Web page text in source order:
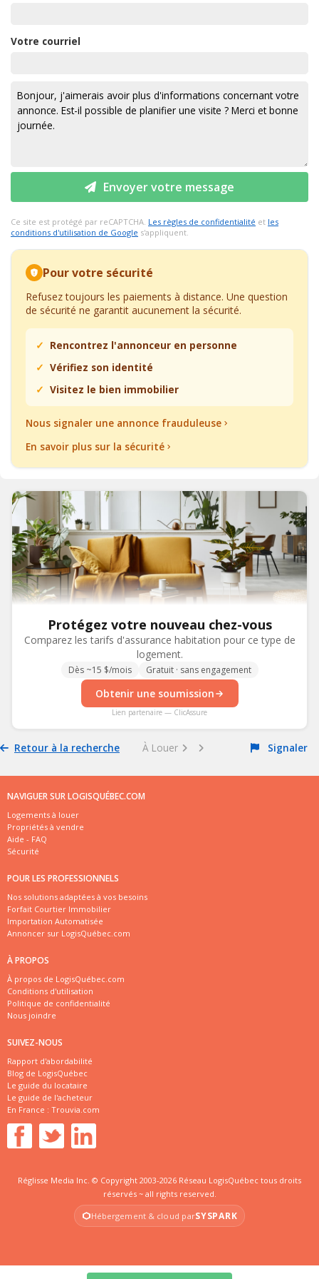
Votre courriel
Envoyer votre message
Ce site est protégé par reCAPTCHA. Les règles de confidentialité et les
conditions d'utilisation de Google s'appliquent.
Pour votre sécurité
Refusez toujours les paiements à distance. Une question
de sécurité ne garantit aucunement la sécurité.
Rencontrez l'annonceur en personne
Vérifiez son identité
Visitez le bien immobilier
Nous signaler une annonce frauduleuse
En savoir plus sur la sécurité
Protégez votre nouveau chez-vous
Comparez les tarifs d'assurance habitation pour ce type de
logement.
Dès ~15 $/mois Gratuit · sans engagement
Obtenir une soumission
Lien partenaire — ClicAssure
Retour à la recherche À Louer Signaler
NAVIGUER SUR LOGISQUÉBEC.COM
Logements à louer
Propriétés à vendre
Aide - FAQ
Sécurité
POUR LES PROFESSIONNELS
Nos solutions adaptées à vos besoins
Forfait Courtier Immobilier
Importation Automatisée
Annoncer sur LogisQuébec.com
À PROPOS
À propos de LogisQuébec.com
Conditions d'utilisation
Politique de confidentialité
Nous joindre
SUIVEZ-NOUS
Rapport d'abordabilité
Blog de LogisQuébec
Le guide du locataire
Le guide de l'acheteur
En France : Trouvia.com
Réglisse Media Inc. © Copyright 2003-2026 Réseau LogisQuébec tous droits
réservés ~ all rights reserved.
Hébergement & cloud parSYSPARK